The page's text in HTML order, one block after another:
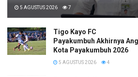
5 AGUSTUS 2026 7
Tigo Kayo FC
Payakumbuh Akhirnya
Kota Payakumbuh 2026
5 AGUSTUS 2026 4